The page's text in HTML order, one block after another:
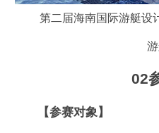
第二届海南国际游艇设
02
【参赛对象】